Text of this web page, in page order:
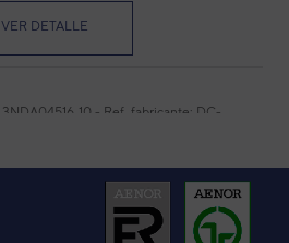
VER DETALLE
3NDA04516_10 - Ref. fabricante: DC-